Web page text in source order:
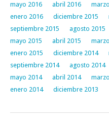
mayo 2016
abril 2016
enero 2016
diciembre 2015
septiembre 2015
agosto 2015
mayo 2015
abril 2015
enero 2015
diciembre 2014
septiembre 2014
agosto 2014
mayo 2014
abril 2014
enero 2014
diciembre 2013